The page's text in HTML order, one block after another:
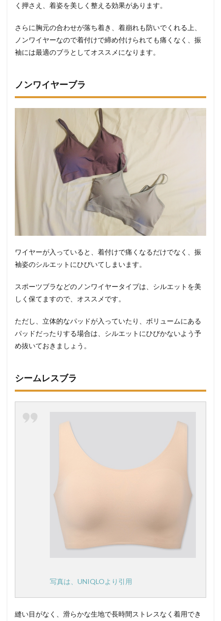
く押さえ、着姿を美しく整える効果があります。
さらに胸元の合わせが落ち着き、着崩れも防いでくれる上、
ノンワイヤーなので着付けで締め付けられても痛くなく、振
袖には最適のブラとしてオススメになります。
ノンワイヤーブラ
ワイヤーが入っていると、着付けで痛くなるだけでなく、振
袖姿のシルエットにひびいてしまいます。
スポーツブラなどのノンワイヤータイプは、シルエットを美
しく保てますので、オススメです。
ただし、立体的なパッドが入っていたり、ボリュームにある
パッドだったりする場合は、シルエットにひびかないよう予
め抜いておきましょう。
シームレスブラ
写真は、UNIQLOより引用
縫い目がなく、滑らかな生地で長時間ストレスなく着用でき